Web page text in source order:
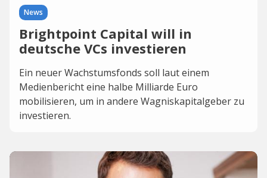
News
Brightpoint Capital will in
deutsche VCs investieren
Ein neuer Wachstumsfonds soll laut einem
Medienbericht eine halbe Milliarde Euro
mobilisieren, um in andere Wagniskapitalgeber zu
investieren.